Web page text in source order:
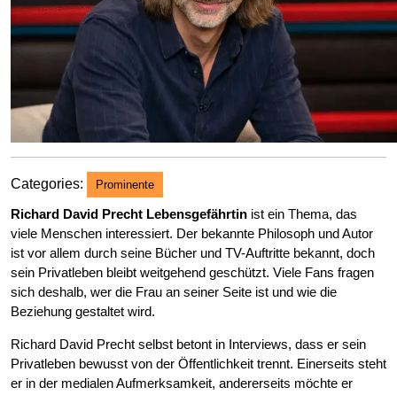
Categories: Prominente
Richard David Precht Lebensgefährtin ist ein Thema, das
viele Menschen interessiert. Der bekannte Philosoph und Autor
ist vor allem durch seine Bücher und TV-Auftritte bekannt, doch
sein Privatleben bleibt weitgehend geschützt. Viele Fans fragen
sich deshalb, wer die Frau an seiner Seite ist und wie die
Beziehung gestaltet wird.
Richard David Precht selbst betont in Interviews, dass er sein
Privatleben bewusst von der Öffentlichkeit trennt. Einerseits steht
er in der medialen Aufmerksamkeit, andererseits möchte er